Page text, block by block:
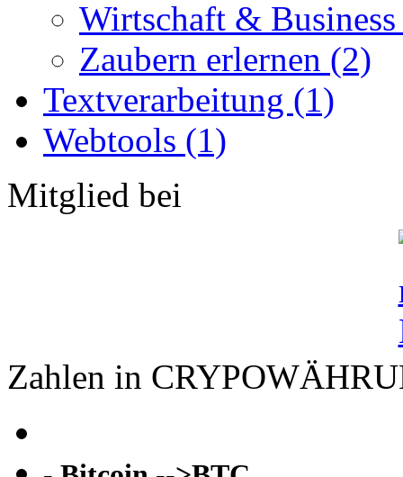
Wirtschaft &
Zaubern erlernen (2)
Textverarbeitung (1)
Webtools (1)
Mitglied bei
Zahlen in